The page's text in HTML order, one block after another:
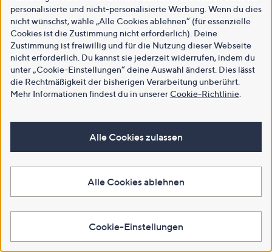
personalisierte und nicht-personalisierte Werbung. Wenn du dies
nicht wünschst, wähle „Alle Cookies ablehnen“ (für essenzielle
Cookies ist die Zustimmung nicht erforderlich). Deine
Zustimmung ist freiwillig und für die Nutzung dieser Webseite
nicht erforderlich. Du kannst sie jederzeit widerrufen, indem du
unter „Cookie-Einstellungen“ deine Auswahl änderst. Dies lässt
die Rechtmäßigkeit der bisherigen Verarbeitung unberührt.
Mehr Informationen findest du in unsererCookie-Richtlinie
Alle Cookies zulassen
Alle Cookies ablehnen
Cookie-Einstellungen